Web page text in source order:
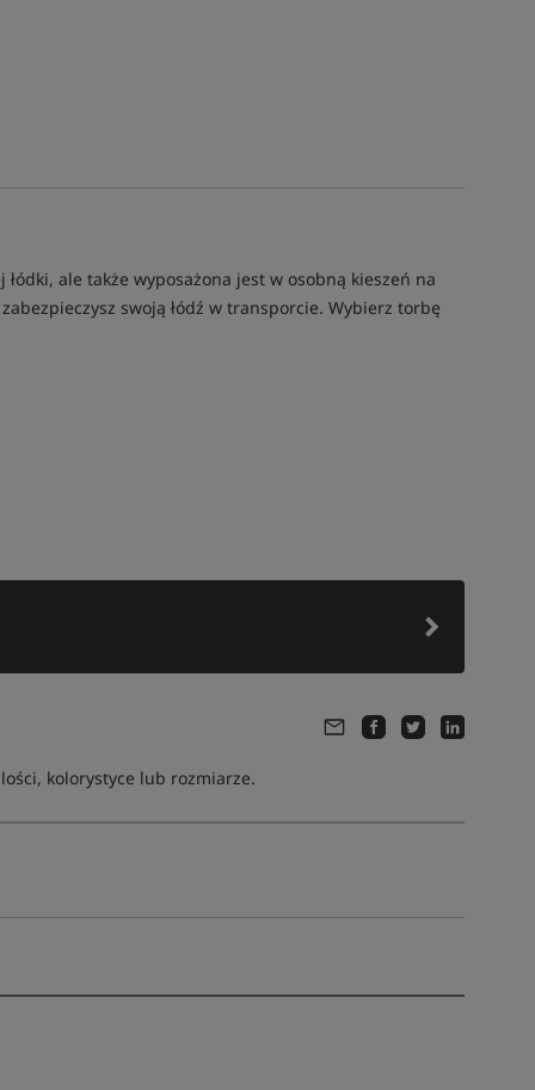
ale także wyposażona jest w osobną kieszeń na
swoją łódź w transporcie. Wybierz torbę
kolorystyce lub rozmiarze.